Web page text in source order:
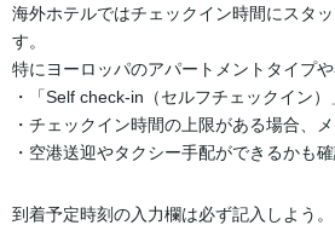
海外ホテルではチェックイン時間にスタ
す。
特にヨーロッパのアパートメントタイプや
・「Self check-in（セルフチェックイン
・チェックイン時間の上限がある場合、
・空港送迎やタクシー手配ができるかも
到着予定時刻の入力欄は必ず記入しよう。